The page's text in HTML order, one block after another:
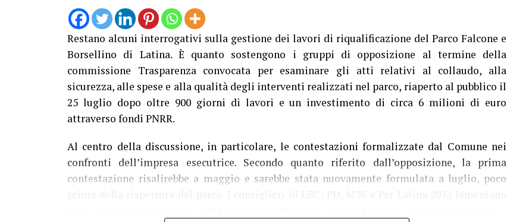
Restano alcuni interrogativi sulla gestione dei lavori di riqualificazione del Parco Falcone e
Borsellino di Latina. È quanto sostengono i gruppi di opposizione al termine della
commissione Trasparenza convocata per esaminare gli atti relativi al collaudo, alla
sicurezza, alle spese e alla qualità degli interventi realizzati nel parco, riaperto al pubblico il
25 luglio dopo oltre 900 giorni di lavori e un investimento di circa 6 milioni di euro
attraverso fondi PNRR.
Al centro della discussione, in particolare, le contestazioni formalizzate dal Comune nei
confronti dell’impresa esecutrice. Secondo quanto riferito dall’opposizione, la prima
contestazione risalirebbe a maggio e sarebbe stata nuovamente formulata a luglio, poco